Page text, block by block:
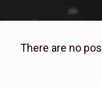
There are no